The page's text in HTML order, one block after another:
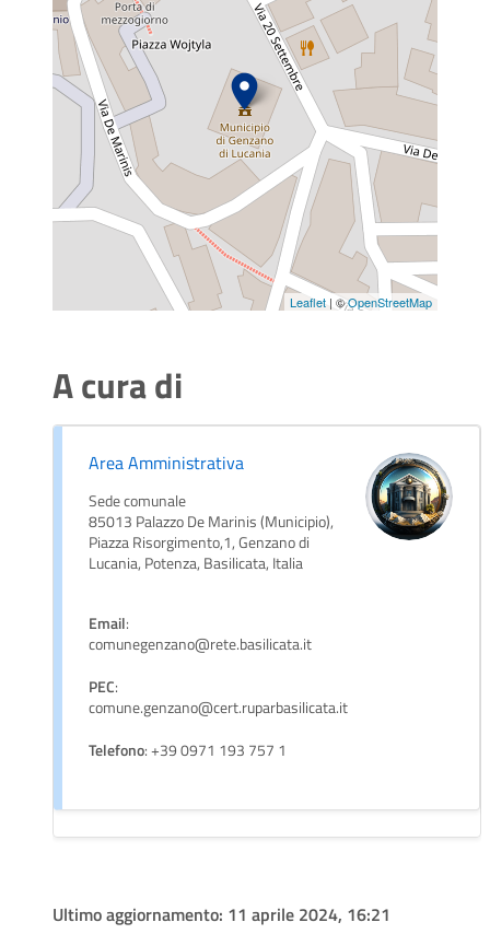
Leaflet | ©OpenStreetMap
A cura di
Area Amministrativa
Sede comunale
85013 Palazzo De Marinis (Municipio),
Piazza Risorgimento,1, Genzano di
Lucania, Potenza, Basilicata, Italia
Email:
comunegenzano@rete.basilicata.it
PEC:
comune.genzano@cert.ruparbasilicata.it
Telefono: +39 0971 193 757 1
Ultimo aggiornamento: 11 aprile 2024, 16:21